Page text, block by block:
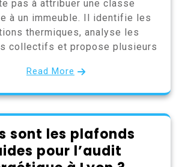
pas à attribuer une classe
à un immeuble. Il identifie les
thermiques, analyse les
collectifs et propose plusieurs
Read More
sont les plafonds
pour l’audit